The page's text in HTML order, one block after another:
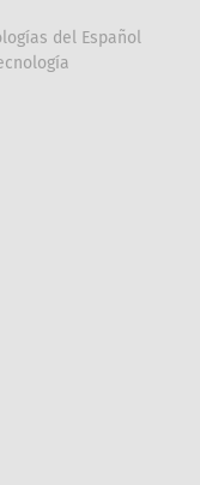
del Español